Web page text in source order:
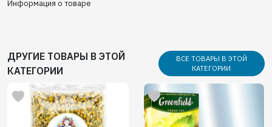
Информация о товаре
ДРУГИЕ ТОВАРЫ В ЭТОЙ
КАТЕГОРИИ
ВСЕ ТОВАРЫ В ЭТОЙ
КАТЕГОРИИ